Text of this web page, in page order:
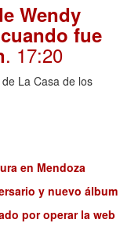
Wendy
fue
. 17:20
La Casa de los
en Mendoza
y nuevo álbum
por operar la web